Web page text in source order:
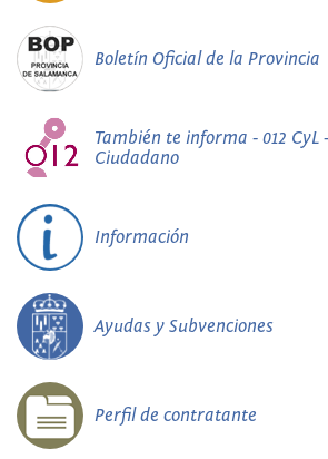
Boletín Oficial de la Provincia
También te informa - 012 CyL
Ciudadano
Información
Ayudas y Subvenciones
Perfil de contratante